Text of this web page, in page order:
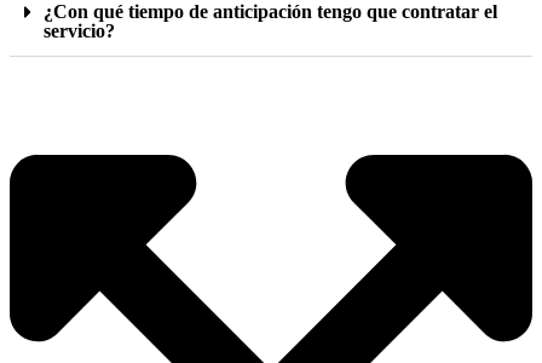
¿Con qué tiempo de anticipación tengo que contratar el
servicio?